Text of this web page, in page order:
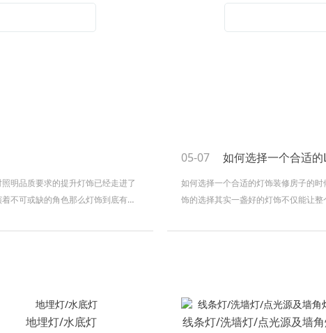
明品质要求的提升灯饰已经走进了
不可或缺的角色那么灯饰到底有哪
间的基础照明射灯则具有更强的聚
购时会优先
05-07 如何选择一个合适的
如何选择一个合适的灯饰装修房子的
饰的选择其实一盏好的灯饰不仅能让
饰的第一步不是看外观好不好看而是
地埋灯/水底灯 线条灯/洗墙灯/点光源及墙